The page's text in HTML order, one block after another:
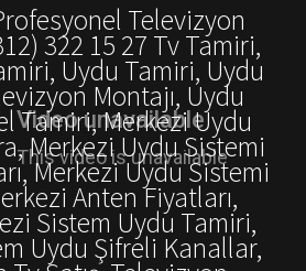
Televizyon
322 15 27 Tv Tamiri,
Uydu Tamiri, Uydu
Montajı, Uydu
Tamiri, Merkezi Uydu
Merkezi Uydu Sistemi
Merkezi Uydu Sistemi
Anten Fiyatları,
Sistem Uydu Tamiri,
Uydu Şifreli Kanallar,